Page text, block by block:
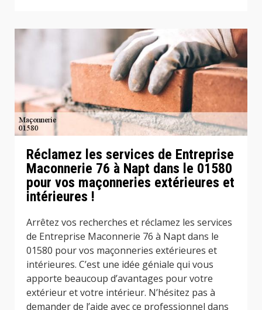
Réclamez les services de Entreprise
Maconnerie 76 à Napt dans le 01580
pour vos maçonneries extérieures et
intérieures !
Arrêtez vos recherches et réclamez les services
de Entreprise Maconnerie 76 à Napt dans le
01580 pour vos maçonneries extérieures et
intérieures. C’est une idée géniale qui vous
apporte beaucoup d’avantages pour votre
extérieur et votre intérieur. N’hésitez pas à
demander de l’aide avec ce professionnel dans